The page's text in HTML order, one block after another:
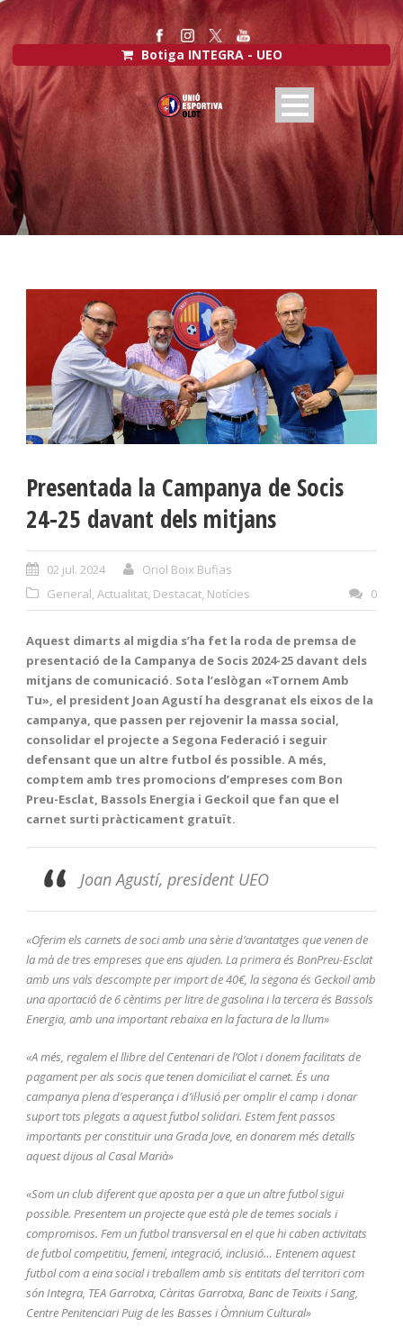
Botiga INTEGRA - UEO
Presentada la Campanya de Socis
24-25 davant dels mitjans
02 jul. 2024
Oriol Boix Bufias
General, Actualitat, Destacat, Notícies 0
Aquest dimarts al migdia s’ha fet la roda de premsa de
presentació de la Campanya de Socis 2024-25 davant dels
mitjans de comunicació. Sota l’eslògan «Tornem Amb
Tu», el president Joan Agustí ha desgranat els eixos de la
campanya, que passen per rejovenir la massa social,
consolidar el projecte a Segona Federació i seguir
defensant que un altre futbol és possible. A més,
comptem amb tres promocions d’empreses com Bon
Preu-Esclat, Bassols Energia i Geckoil que fan que el
carnet surti pràcticament gratuït.
Joan Agustí, president UEO
«Oferim els carnets de soci amb una sèrie d’avantatges que venen de
la mà de tres empreses que ens ajuden. La primera és BonPreu-Esclat
amb uns vals descompte per import de 40€, la segona és Geckoil amb
una aportació de 6 cèntims per litre de gasolina i la tercera és Bassols
Energia, amb una important rebaixa en la factura de la llum»
«A més, regalem el llibre del Centenari de l’Olot i donem facilitats de
pagament per als socis que tenen domiciliat el carnet. És una
campanya plena d’esperança i d’il·lusió per omplir el camp i donar
suport tots plegats a aquest futbol solidari. Estem fent passos
importants per constituir una Grada Jove, en donarem més detalls
aquest dijous al Casal Marià»
«Som un club diferent que aposta per a que un altre futbol sigui
possible. Presentem un projecte que està ple de temes socials i
compromisos. Fem un futbol transversal en el que hi caben activitats
de futbol competitiu, femení, integració, inclusió… Entenem aquest
futbol com a eina social i treballem amb sis entitats del territori com
són Integra, TEA Garrotxa, Càritas Garrotxa, Banc de Teixits i Sang,
Centre Penitenciari Puig de les Basses i Òmnium Cultural»